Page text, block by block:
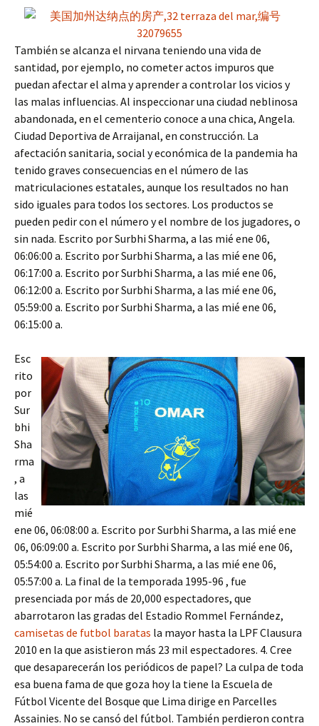
También se alcanza el nirvana teniendo una vida de
santidad, por ejemplo, no cometer actos impuros que
puedan afectar el alma y aprender a controlar los vicios y
las malas influencias. Al inspeccionar una ciudad neblinosa
abandonada, en el cementerio conoce a una chica, Angela.
Ciudad Deportiva de Arraijanal, en construcción. La
afectación sanitaria, social y económica de la pandemia ha
tenido graves consecuencias en el número de las
matriculaciones estatales, aunque los resultados no han
sido iguales para todos los sectores. Los productos se
pueden pedir con el número y el nombre de los jugadores, o
sin nada. Escrito por Surbhi Sharma, a las mié ene 06,
06:06:00 a. Escrito por Surbhi Sharma, a las mié ene 06,
06:17:00 a. Escrito por Surbhi Sharma, a las mié ene 06,
06:12:00 a. Escrito por Surbhi Sharma, a las mié ene 06,
05:59:00 a. Escrito por Surbhi Sharma, a las mié ene 06,
06:15:00 a.
Esc
rito
por
Sur
bhi
Sha
rma
, a
las
mié
ene 06, 06:08:00 a. Escrito por Surbhi Sharma, a las mié ene
06, 06:09:00 a. Escrito por Surbhi Sharma, a las mié ene 06,
05:54:00 a. Escrito por Surbhi Sharma, a las mié ene 06,
05:57:00 a. La final de la temporada 1995-96 , fue
presenciada por más de 20,000 espectadores, que
abarrotaron las gradas del Estadio Rommel Fernández,
camisetas de futbol baratas la mayor hasta la LPF Clausura
2010 en la que asistieron más 23 mil espectadores. 4. Cree
que desaparecerán los periódicos de papel? La culpa de toda
esa buena fama de que goza hoy la tiene la Escuela de
Fútbol Vicente del Bosque que Lima dirige en Parcelles
Assainies. No se cansó del fútbol. También perdieron contra